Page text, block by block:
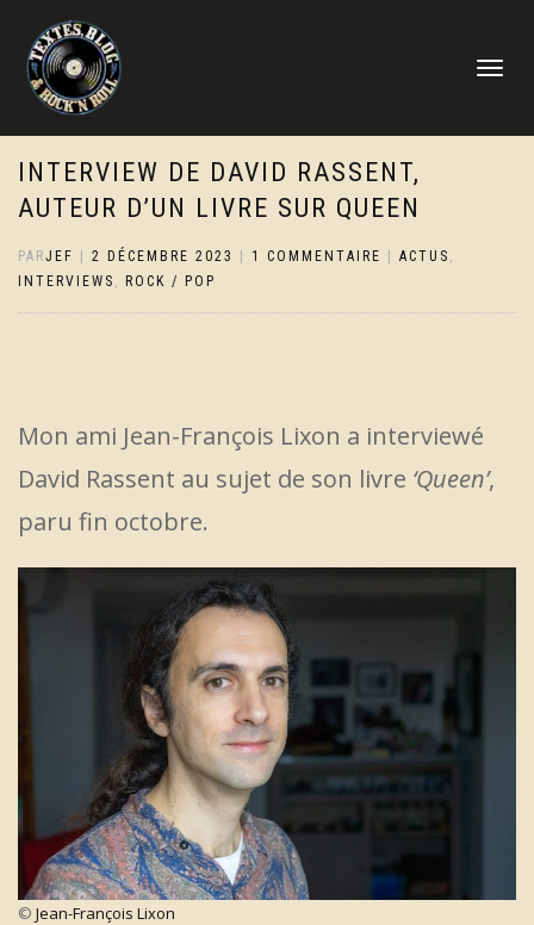
DÉPLIER
INTERVIEW DE DAVID RASSENT,
AUTEUR D’UN LIVRE SUR QUEEN
PARJEF 2 DÉCEMBRE 2023 1 COMMENTAIRE ACTUS ,
INTERVIEWS , ROCK / POP
Mon ami Jean-François Lixon a interviewé
David Rassent au sujet de son livre ‘Queen’,
paru fin octobre.
© Jean-François Lixon